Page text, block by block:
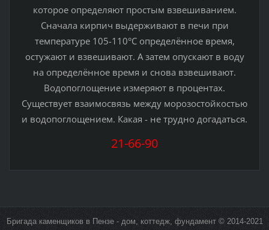
которое определяют простым взвешиванием.
Сначала кирпич выдерживают в печи при
температуре 105-110°С определённое время,
остужают и взвешивают. А затем опускают в воду
на определённое время и снова взвешивают.
Водопоглощение измеряют в процентах.
Существует взаимосвязь между морозостойкостью
и водопоглощением. Какая - не трудно догадаться.
21-66-90
Бригада каменщиков в Пензе - дом, коттедж, фундамент © 2014-2021